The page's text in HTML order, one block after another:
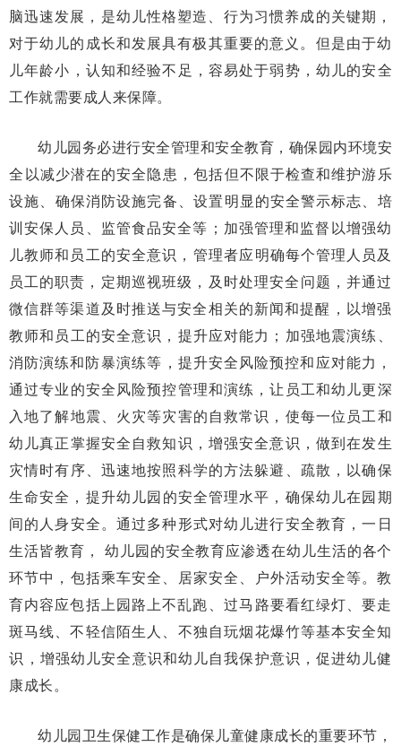
脑迅速发展，是幼儿性格塑造、‌行为习惯养成的关键期，‌
对于幼儿的成长和发展具有极其重要的意义。‌但是由于幼
儿年龄小，认知和经验不足，容易处于弱势，幼儿的安全
工作就需要成人来保障。
幼儿园务必进行安全管理和安全教育，确保园内环境安
全‌以减少潜在的安全隐患‌，包括但不限于检查和维护游乐
设施、‌确保消防设施完备、‌设置明显的安全警示标志、培
训安保人员、监管食品安全等；加强管理和监督‌以增强幼
儿教师和员工的安全意识，‌管理者应明确每个管理人员及
员工的职责，‌定期巡视班级，‌及时处理安全问题，‌并通过
微信群等渠道及时推送与安全相关的新闻和提醒，‌以增强
教师和员工的安全意识，提升应对能力‌‌；加强地震演练、
消防演练和防暴演练‌等，提升安全风险预控和应对能力，‌
通过专业的安全风险预控管理和演练，让员工和幼儿更深
入地了解地震、火灾等灾害的自救常识，使每一位员工和
幼儿真正掌握安全自救知识，增强安全意识，做到在发生
灾情时有序、迅速地按照科学的方法躲避、疏散，以确保
生命安全，‌提升幼儿园的安全管理水平，‌确保幼儿在园期
间的人身安全。通过多种形式对幼儿进行安全教育，一日
生活皆教育， ‌幼儿园的安全教育应渗透在幼儿生活的各个
环节中，‌包括乘车安全、‌居家安全、‌户外活动安全等。‌教
育内容应包括上园路上不乱跑、‌过马路要看红绿灯、要走
斑马线、不轻信陌生人、‌不独自玩烟花爆竹等基本安全知
识‌，增强幼儿安全意识和幼儿自我保护意识，促进幼儿健
康成长。
幼儿园卫生保健工作是确保儿童健康成长的重要环节，